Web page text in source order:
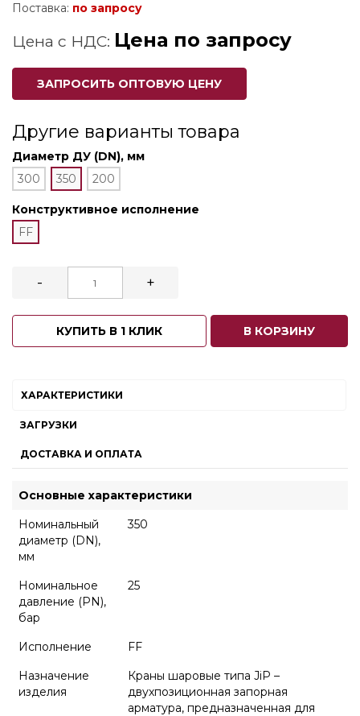
Поставка: по запросу
Цена с НДС: Цена по запросу
ЗАПРОСИТЬ ОПТОВУЮ ЦЕНУ
Другие варианты товара
Диаметр ДУ (DN), мм
300
350 200
Конструктивное исполнение
FF
- +
КУПИТЬ В 1 КЛИК В КОРЗИНУ
ХАРАКТЕРИСТИКИ
ЗАГРУЗКИ
ДОСТАВКА И ОПЛАТА
Основные характеристики
Номинальный
диаметр (DN),
мм
350
Номинальное
давление (PN),
бар
25
Исполнение
FF
Назначение
изделия
Краны шаровые типа JiP –
двухпозиционная запорная
арматура, предназначенная для